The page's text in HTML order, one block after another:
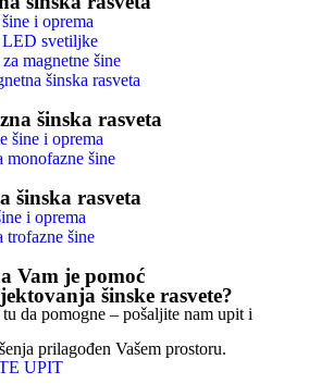
i oprema
LED svetiljke
magnetne šine
šinska rasveta
šinska rasveta
šine i oprema
monofazne šine
šinska rasveta
i oprema
trofazne šine
Vam je pomoć
šinske rasvete?
da pomogne – pošaljite nam upit i
prilagođen Vašem prostoru.
UPIT